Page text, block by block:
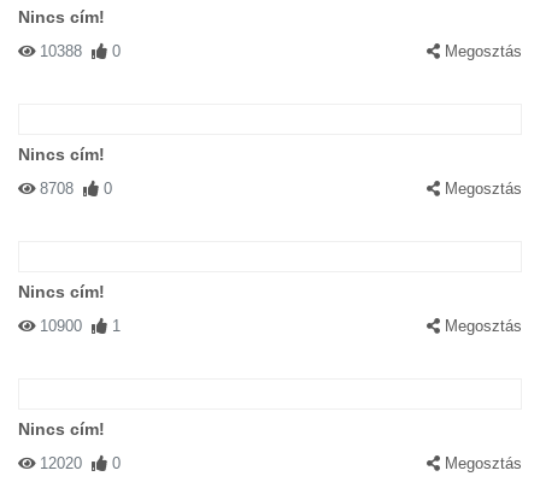
Nincs cím!
10388 0 Megosztás
Nincs cím!
8708 0 Megosztás
Nincs cím!
10900 1 Megosztás
Nincs cím!
12020 0 Megosztás